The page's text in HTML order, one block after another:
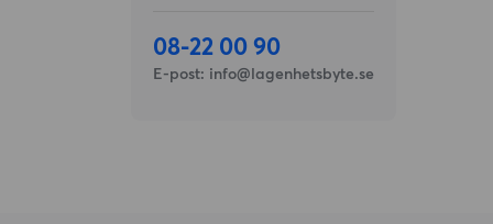
08-22 00 90
E-post: info@lagenhetsbyte.se